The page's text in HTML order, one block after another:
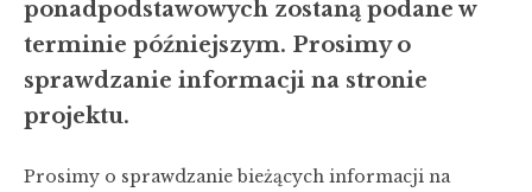
ponadpodstawowych zostaną podane w
terminie późniejszym. Prosimy o
sprawdzanie informacji na stronie
projektu.
Prosimy o sprawdzanie bieżących informacji na